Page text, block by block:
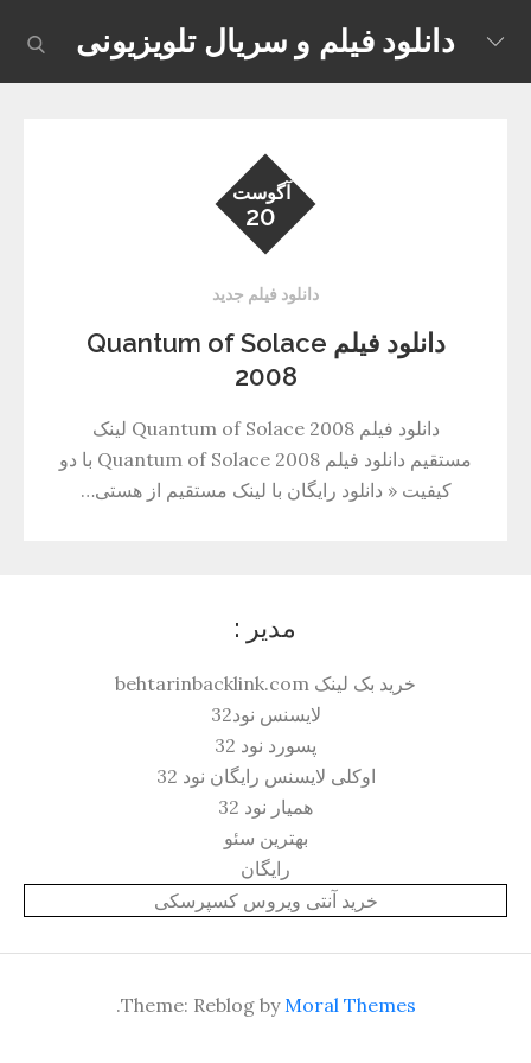
content
دانلود فیلم و سریال تلویزیونی
آگوست
20
دانلود فیلم جدید
دانلود فیلم Quantum of Solace
2008
دانلود فیلم Quantum of Solace 2008 لینک
مستقیم دانلود فیلم Quantum of Solace 2008 با دو
کیفیت « دانلود رایگان با لینک مستقیم از هستی…
مدیر :
خرید بک لینک behtarinbacklink.com
لایسنس نود32
پسورد نود 32
اوکلی لایسنس رایگان نود 32
همیار نود 32
بهترین سئو
رایگان
خرید آنتی ویروس کسپرسکی
Theme: Reblog byMoral Themes
.